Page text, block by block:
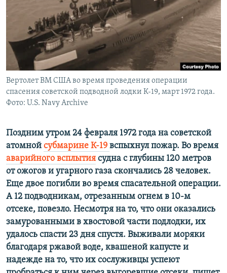
ПОБЕДИТЕЛЕЙ НЕ СУДЯТ?
КРЫМ.НЕПОКОРЕННЫЙ
ELIFBE
УКРАИНСКАЯ ПРОБЛЕМА КРЫМА
ПРИСОЕДИНЯЙТЕСЬ!
Все сайты RFE/RL
Вертолет ВМ США во время проведения операции
спасения советской подводной лодки К-19, март 1972 года.
Фото: U.S. Navy Archive
Поздним утром 24 февраля 1972 года на советской
атомной субмарине К-19 вспыхнул пожар. Во время
аварийного всплытия судна с глубины 120 метров
от ожогов и угарного газа скончались 28 человек.
Еще двое погибли во время спасательной операции.
А 12 подводникам, отрезанным огнем в 10-м
отсеке, повезло. Несмотря на то, что они оказались
замурованными в хвостовой части подлодки, их
удалось спасти 23 дня спустя. Выживали моряки
благодаря ржавой воде, квашеной капусте и
надежде на то, что их сослуживцы успеют